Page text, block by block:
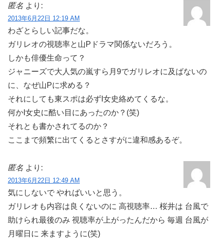
匿名 より:
2013年6月22日 12:19 AM
わざとらしい記事だな。
ガリレオの視聴率と山Pドラマ関係ないだろう。
しかも俳優生命って？
ジャニーズで大人気の嵐すら月9でガリレオに及ばないの
に、なぜ山Pに求める？
それにしても東スポは必ずI女史絡めてくるな。
何かI女史に酷い目にあったのか？(笑)
それとも書かされてるのか？
ここまで頻繁に出てくるとさすがに違和感あるぞ。
匿名 より:
2013年6月22日 12:49 AM
気にしないで やればいいと思う。
ガリレオも内容は良くないのに 高視聴率… 桜井は 台風で
助けられ最後のみ 視聴率が上がったんだから 毎週 台風が
月曜日に 来ますように(笑)